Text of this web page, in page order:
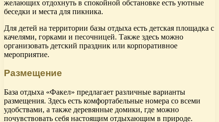
желающих отдохнуть в спокойной обстановке есть уютные
беседки и места для пикника.
Для детей на территории базы отдыха есть детская площадка с
качелями, горками и песочницей. Также здесь можно
организовать детский праздник или корпоративное
мероприятие.
Размещение
База отдыха «Факел» предлагает различные варианты
размещения. Здесь есть комфортабельные номера со всеми
удобствами, а также деревянные домики, где можно
почувствовать себя настоящим отдыхающим в природе.